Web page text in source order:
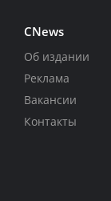
CNews
Об издании
Реклама
Вакансии
Контакты